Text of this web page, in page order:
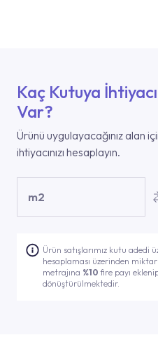
Kaç Kutuya
Var?
Ürünü uygulayacağınız alan
ihtiyacınızı hesaplayın.
m2
Ürün satışlarımız kutu adedi
hesaplaması üzerinden
metrajına %10fire payı
dönüştürülmektedir.